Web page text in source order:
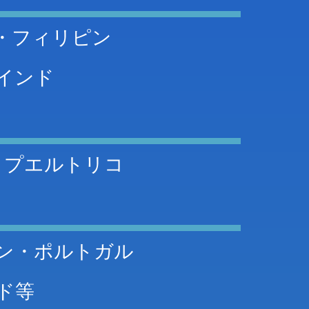
フィリピン
ンド
エルトリコ
・ポルトガル
等